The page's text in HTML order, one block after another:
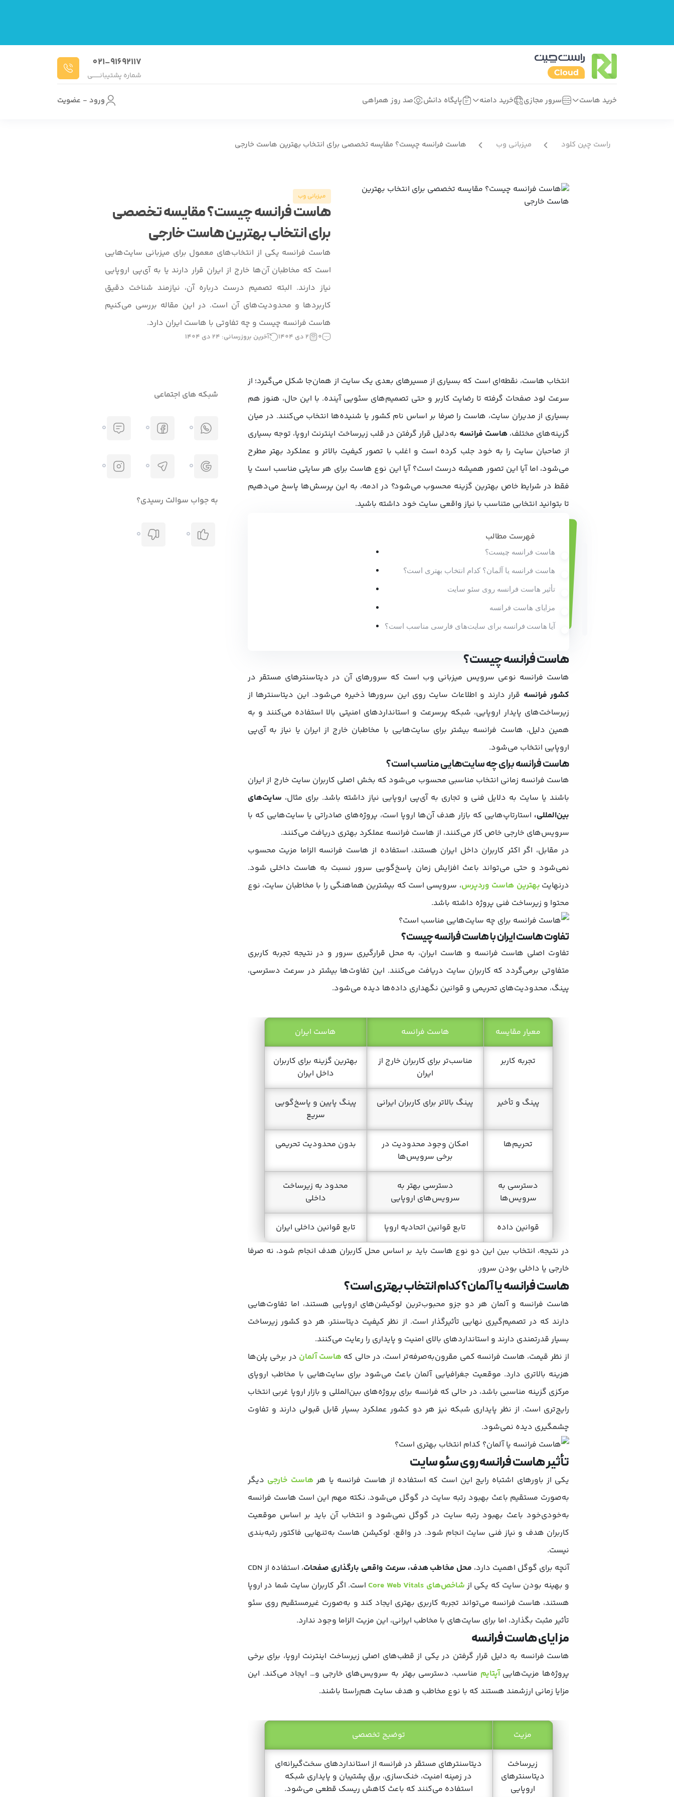
021-91692117
شماره پشتیبانـــــــی
خرید هاست سرور مجازی خرید دامنه پایگاه دانش صد روز همراهی ورود - عضویت
راست چین کلود میزبانی وب هاست فرانسه چیست؟ مقایسه تخصصی برای انتخاب بهترین هاست خارجی
میزبانی وب
هاست فرانسه چیست؟ مقایسه تخصصی
برای انتخاب بهترین هاست خارجی
هاست فرانسه یکی از انتخاب‌های معمول برای میزبانی سایت‌هایی
است که مخاطبان آن‌ها خارج از ایران قرار دارند یا به آی‌پی اروپایی
نیاز دارند. البته تصمیم درست درباره آن، نیازمند شناخت دقیق
کاربردها و محدودیت‌های آن است. در این مقاله بررسی می‌کنیم
هاست فرانسه چیست و چه تفاوتی با هاست ایران دارد.
0 2 دی 1404 آخرین بروزرسانی: 24 دی 1404
انتخاب هاست، نقطه‌ای است که بسیاری از مسیرهای بعدی یک سایت از همان‌جا شکل می‌گیرد؛ از
سرعت لود صفحات گرفته تا رضایت کاربر و حتی تصمیم‌های سئویی آینده. با این حال، هنوز هم
بسیاری از مدیران سایت، هاست را صرفا بر اساس نام کشور یا شنیده‌ها انتخاب می‌کنند. در میان
گزینه‌های مختلف،هاست فرانسه به‌دلیل قرار گرفتن در قلب زیرساخت اینترنت اروپا، توجه بسیاری
از صاحبان سایت را به خود جلب کرده است و اغلب با تصور کیفیت بالاتر و عملکرد بهتر مطرح
می‌شود، اما آیا این تصور همیشه درست است؟ آیا این نوع هاست برای هر سایتی مناسب است یا
فقط در شرایط خاص بهترین گزینه محسوب می‌شود؟ در ادمه، به این پرسش‌ها پاسخ می‌دهیم
تا بتوانید انتخابی متناسب با نیاز واقعی سایت خود داشته باشید.
فهرست مطالب
هاست فرانسه چیست؟
هاست فرانسه یا آلمان؟ کدام انتخاب بهتری است؟
تأثیر هاست فرانسه روی سئو سایت
مزایای هاست فرانسه
آیا هاست فرانسه برای سایت‌های فارسی مناسب است؟
هاست فرانسه چیست؟
هاست فرانسه نوعی سرویس میزبانی وب است که سرورهای آن در دیتاسنترهای مستقر در
کشور فرانسه قرار دارند و اطلاعات سایت روی این سرورها ذخیره می‌شود. این دیتاسنترها از
زیرساخت‌های پایدار اروپایی، شبکه پرسرعت و استانداردهای امنیتی بالا استفاده می‌کنند و به
همین دلیل، هاست فرانسه بیشتر برای سایت‌هایی با مخاطبان خارج از ایران یا نیاز به آی‌پی
اروپایی انتخاب می‌شود.
هاست فرانسه برای چه سایت‌هایی مناسب است؟
هاست فرانسه زمانی انتخاب مناسبی محسوب می‌شود که بخش اصلی کاربران سایت خارج از ایران
باشند یا سایت به دلایل فنی و تجاری به آی‌پی اروپایی نیاز داشته باشد. برای مثال، سایت‌های
بین‌المللی، استارتاپ‌هایی که بازار هدف آن‌ها اروپا است، پروژه‌های صادراتی یا سایت‌هایی که با
سرویس‌های خارجی خاص کار می‌کنند، از هاست فرانسه عملکرد بهتری دریافت می‌کنند.
در مقابل، اگر اکثر کاربران داخل ایران هستند، استفاده از هاست فرانسه الزاما مزیت محسوب
نمی‌شود و حتی می‌تواند باعث افزایش زمان پاسخ‌گویی سرور نسبت به هاست داخلی شود.
درنهایت بهترین هاست وردپرس، سرویسی است که بیشترین هماهنگی را با مخاطبان سایت، نوع
محتوا و زیرساخت فنی پروژه داشته باشد.
تفاوت هاست ایران با هاست فرانسه چیست؟
تفاوت اصلی هاست فرانسه و هاست ایران، به محل قرارگیری سرور و در نتیجه تجربه کاربری
متفاوتی برمی‌گردد که کاربران سایت دریافت می‌کنند. این تفاوت‌ها بیشتر در سرعت دسترسی،
پینگ، محدودیت‌های تحریمی و قوانین نگهداری داده‌ها دیده می‌شود.
معیار مقایسه هاست فرانسه هاست ایران
تجربه کاربر
مناسب‌تر برای کاربران خارج از
ایران
بهترین گزینه برای کاربران
داخل ایران
پینگ و تأخیر پینگ بالاتر برای کاربران ایرانی
پینگ پایین و پاسخ‌گویی
سریع
تحریم‌ها
امکان وجود محدودیت در
برخی سرویس‌ها
بدون محدودیت تحریمی
دسترسی به
سرویس‌ها
دسترسی بهتر به
سرویس‌های اروپایی
محدود به زیرساخت
داخلی
قوانین داده تابع قوانین اتحادیه اروپا
تابع قوانین داخلی ایران
در نتیجه، انتخاب بین این دو نوع هاست باید بر اساس محل کاربران هدف انجام شود، نه صرفا
خارجی یا داخلی بودن سرور.
هاست فرانسه یا آلمان؟ کدام انتخاب بهتری است؟
هاست فرانسه و آلمان هر دو جزو محبوب‌ترین لوکیشن‌های اروپایی هستند، اما تفاوت‌هایی
دارند که در تصمیم‌گیری نهایی تأثیرگذار است. از نظر کیفیت دیتاسنتر، هر دو کشور زیرساخت
بسیار قدرتمندی دارند و استانداردهای بالای امنیت و پایداری را رعایت می‌کنند.
از نظر قیمت، هاست فرانسه کمی مقرون‌به‌صرفه‌تر است، در حالی که هاست آلمان در برخی پلن‌ها
هزینه بالاتری دارد. موقعیت جغرافیایی آلمان باعث می‌شود برای سایت‌هایی با مخاطب اروپای
مرکزی گزینه مناسبی باشد، در حالی که فرانسه برای پروژه‌های بین‌المللی و بازار اروپا غربی انتخاب
رایج‌تری است. از نظر پایداری شبکه نیز هر دو کشور عملکرد بسیار قابل قبولی دارند و تفاوت
چشمگیری دیده نمی‌شود.
تأثیر هاست فرانسه روی سئو سایت
یکی از باورهای اشتباه رایج این است که استفاده از هاست فرانسه یا هر هاست خارجی دیگر
به‌صورت مستقیم باعث بهبود رتبه سایت در گوگل می‌شود. نکته مهم این است هاست فرانسه
به‌خودی‌خود باعث بهبود رتبه سایت در گوگل نمی‌شود و انتخاب آن باید بر اساس موقعیت
کاربران هدف و نیاز فنی سایت انجام شود. در واقع، لوکیشن هاست به‌تنهایی فاکتور رتبه‌بندی
نیست.
آنچه برای گوگل اهمیت دارد، محل مخاطبهدف، سرعت واقعی بارگذاری صفحات
، استفاده از CDN
و بهینه بودن سایت که یکی از شاخص‌های Core Web Vitals
است. اگر کاربران سایت شما در اروپا
هستند، هاست فرانسه می‌تواند تجربه کاربری بهتری ایجاد کند و به‌صورت غیرمستقیم روی سئو
تأثیر مثبت بگذارد، اما برای سایت‌های با مخاطب ایرانی، این مزیت الزاما وجود ندارد.
مزایای هاست فرانسه
هاست فرانسه به دلیل قرار گرفتن در یکی از قطب‌های اصلی زیرساخت اینترنت اروپا، برای برخی
پروژه‌ها مزیت‌هاییآپتایم مناسب، دسترسی بهتر به سرویس‌های خارجی و… ایجاد می‌کند. این
مزایا زمانی ارزشمند هستند که با نوع مخاطب و هدف سایت هم‌راستا باشند.
مزیت توضیح تخصصی
زیرساخت
دیتاسنترهای
اروپایی
دیتاسنترهای مستقر در فرانسه از استانداردهای سخت‌گیرانه‌ای
در زمینه امنیت، خنک‌سازی، برق پشتیبان و پایداری شبکه
استفاده می‌کنند که باعث کاهش ریسک قطعی می‌شود.
شبکه های اجتماعی
0
0
0
0
0
0
به جواب سوالت رسیدی؟
0
0